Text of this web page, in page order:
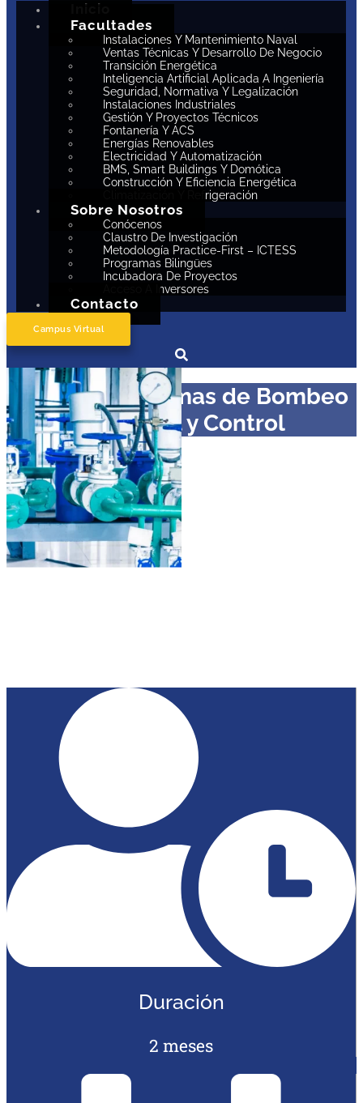
Inicio
Facultades
Instalaciones Y Mantenimiento Naval
Ventas Técnicas Y Desarrollo De Negocio
Transición Energética
Inteligencia Artificial Aplicada A Ingeniería
Seguridad, Normativa Y Legalización
Instalaciones Industriales
Gestión Y Proyectos Técnicos
Fontanería Y ACS
Energías Renovables
Electricidad Y Automatización
BMS, Smart Buildings Y Domótica
Construcción Y Eficiencia Energética
Climatización Y Refrigeración
Sobre Nosotros
Conócenos
Claustro De Investigación
Metodología Practice-First – ICTESS
Programas Bilingües
Incubadora De Proyectos
Acceso A Inversores
Contacto
Campus Virtual
Curso en Sistemas de Bombeo
Industrial y Control
Duración
2 meses